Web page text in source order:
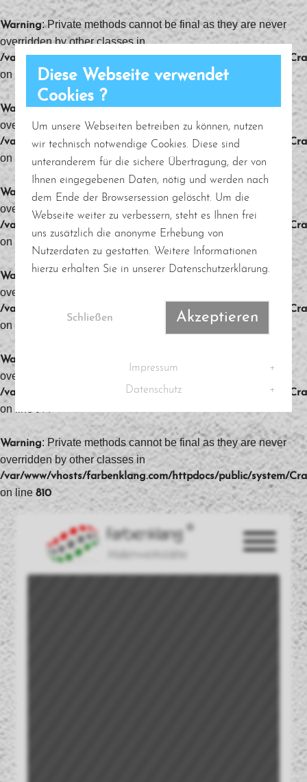
Warning: Private methods cannot be final as they are never
overridden by other classes in
/var/www/vhosts/farbenklang.com/httpdocs/public/system/
on line 305
Warning: Private methods cannot be final as they are never
overridden by other classes in
/var/www/vhosts/farbenklang.com/httpdocs/public/system/
on line380
Warning
: Private methods cannot be final as they are never
overridden by other classes in
/var/www/vhosts/farbenklang.com/httpdocs/public/system/
on line
Warning : Private methods cannot be final as they are never
overridden by other classes in
/var/www/vhosts/farbenklang.com/httpdocs/public/system/
on line
Warning
overridden by other classes in
/var/www/vhosts/farbenklang.com/httpdocs/public/system/
on line 799
Warning: Private methods cannot be final as they are never
overridden by other classes in
/var/www/vhosts/farbenklang.com/httpdocs/public/system/
on line 810
Diese Webseite verwendet
Cookies ?
Um unsere Webseiten betreiben zu können, nutzen
wir technisch notwendige Cookies. Diese sind
unteranderem für die sichere Übertragung, der von
Ihnen eingegebenen Daten, nötig und werden nach
dem Ende der Browsersession gelöscht. Um die
Webseite weiter zu verbessern, steht es Ihnen frei
uns zusätzlich die anonyme Erhebung von
Nutzerdaten zu gestatten. Weitere Informationen
hierzu erhalten Sie in unserer Datenschutzerklärung.
Schließen Akzeptieren
Impressum
Datenschutz